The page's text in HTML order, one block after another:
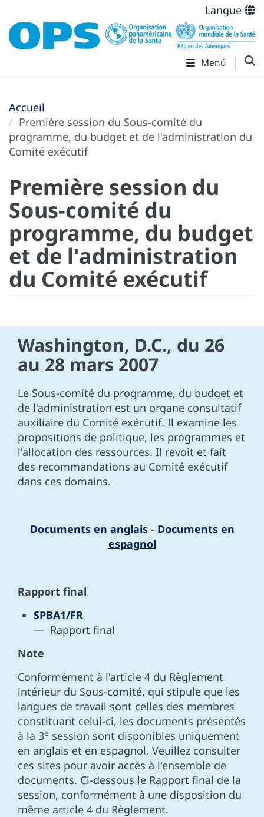
Langue
Menú
Accueil
Première session du Sous-comité du
programme, du budget et de l'administration du
Comité exécutif
Première session du
Sous-comité du
programme, du budget
et de l'administration
du Comité exécutif
Washington, D.C., du 26
au 28 mars 2007
Le Sous-comité du programme, du budget et
de l'administration est un organe consultatif
auxiliaire du Comité exécutif. Il examine les
propositions de politique, les programmes et
l'allocation des ressources. Il revoit et fait
des recommandations au Comité exécutif
dans ces domains.
Documents en anglais- Documents en
espagnol
Rapport final
SPBA1/FR
— Rapport final
Note
Conformément à l'article 4 du Règlement
intérieur du Sous-comité, qui stipule que les
langues de travail sont celles des membres
constituant celui-ci, les documents présentés
à la 3e session sont disponibles uniquement
en anglais et en espagnol. Veuillez consulter
ces sites pour avoir accès à l'ensemble de
documents. Ci-dessous le Rapport final de la
session, conformément à une disposition du
même article 4 du Règlement.